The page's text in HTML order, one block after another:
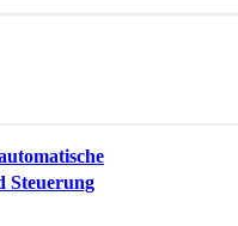
Steuerung